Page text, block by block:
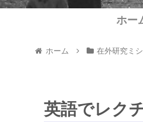
ホー
ホーム 在外研究ミ
英語でレク